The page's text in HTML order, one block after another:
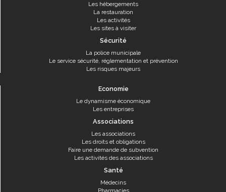
Les hébergements
La restauration
Les activités
Les sites à visiter
Sécurité
La police municipale
Le service sécurité, réglementation et prévention
Les risques majeurs
Economie
Le dynamisme économique
Les entreprises
Associations
Les associations
Les droits et obligations
Faire une demande de subvention
Les activités des associations
Santé
Médecins